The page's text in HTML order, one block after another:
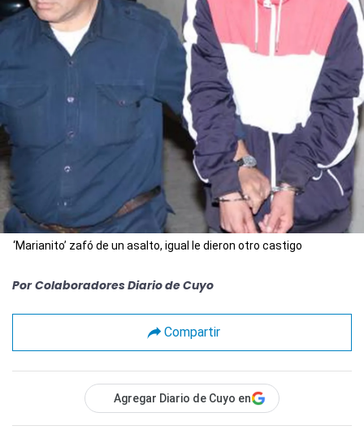
‘Marianito’ zafó de un asalto, igual le dieron otro castigo
Por Colaboradores Diario de Cuyo
Compartir
Agregar Diario de Cuyo en